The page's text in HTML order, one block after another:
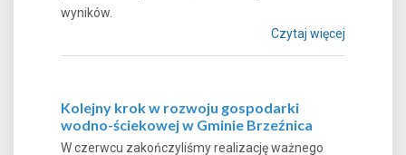
wyników.
Czytaj więcej
Kolejny krok w rozwoju gospodarki
wodno-ściekowej w Gminie Brzeźnica
W czerwcu zakończyliśmy realizację ważnego